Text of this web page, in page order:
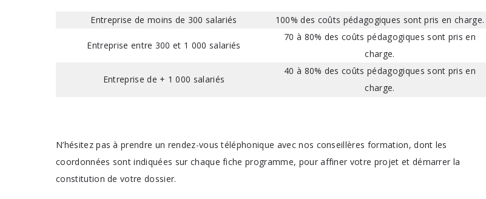
Entreprise de moins de 300 salariés 100% des coûts pédagogiques sont pris en charge.
Entreprise entre 300 et 1 000 salariés
70 à 80% des coûts pédagogiques sont pris en
charge.
Entreprise de + 1 000 salariés
40 à 80% des coûts pédagogiques sont pris en
charge.
N’hésitez pas à prendre un rendez-vous téléphonique avec nos conseillères formation, dont les
coordonnées sont indiquées sur chaque fiche programme, pour affiner votre projet et démarrer la
constitution de votre dossier.